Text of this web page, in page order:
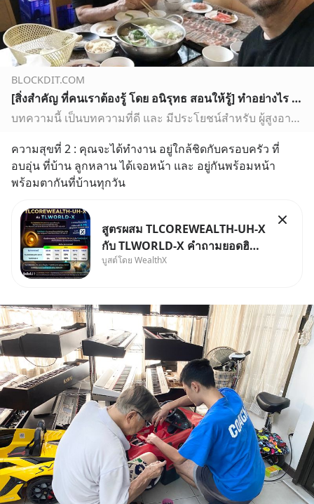
BLOCKDIT.COM
[สิ่งสำคัญ ที่คนเราต้องรู้ โดย อนิรุทธ สอนให้รู้] ทำอย่างไร ? ผู้สูงอายุ จะมีรายได้ 30,000 บาท ทุกเดือน จนถึงอายุ 95 ปีได้ โดย อนิรุทธ หุตางกูร บทความนี้ เป็นบทความที่ดี และ มีประโยชน์สำหรับ ผู้สูงอายุ มาก สามารถช่วยเหลือสังคมได้ และ พัฒนาชีวิตความเป
บทความนี้ เป็นบทความที่ดี และ มีประโยชน์สำหรับ ผู้สูงอายุ มาก สามารถช่วยเหลือสังคมได้ และ พัฒนาชีวิตความเป็นอยู่ของ ผู้สูงอายุ และ ผู้คนที่ไม่มีงานทำ ให้เรียนรู้ และ พัฒนาตนเองขึ้นมาลืมตาอ้าปากได้อีกครั้ง
ความสุขที่ 2 : คุณจะได้ทำงาน อยู่ใกล้ชิดกับครอบครัว ที่
อบอุ่น ที่บ้าน ลูกหลาน ได้เจอหน้า และ อยู่กันพร้อมหน้า
พร้อมตากันที่บ้านทุกวัน
สูตรผสม TLCOREWEALTH-UH-X
กับ TLWORLD-X คำถามยอดฮิตที่
คนใช้ WealthX ถามเข้ามา
บูสต์โดย WealthX